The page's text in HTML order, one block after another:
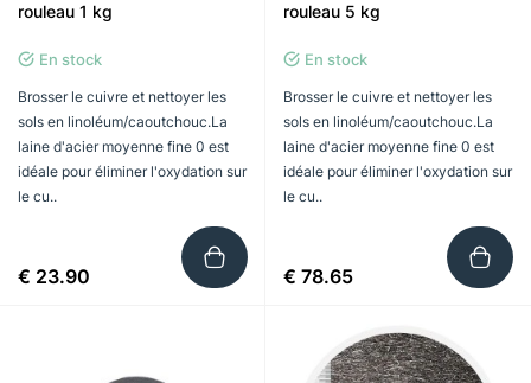
rouleau 1 kg
En stock
Brosser le cuivre et nettoyer les
sols en linoléum/caoutchouc.La
laine d'acier moyenne fine 0 est
idéale pour éliminer l'oxydation sur
le cu..
€ 23.90
rouleau 5 kg
En stock
Brosser le cuivre et nettoyer les
sols en linoléum/caoutchouc.La
laine d'acier moyenne fine 0 est
idéale pour éliminer l'oxydation sur
le cu..
€ 78.65